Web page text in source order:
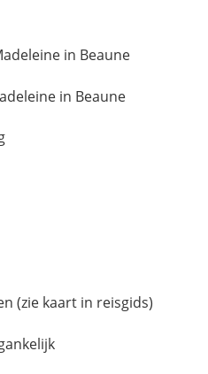
in Beaune
in Beaune
(zie kaart in reisgids)